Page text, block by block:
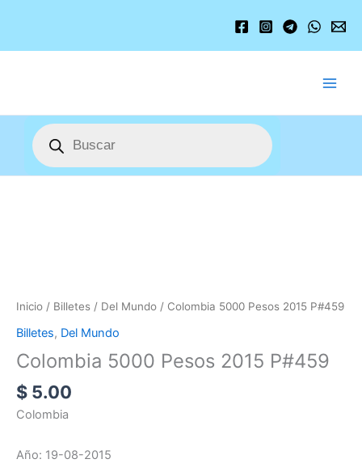
contenido
Búsqueda
de
productos
Inicio / Billetes / Del Mundo / Colombia 5000 Pesos 2015 P#459
Billetes, Del Mundo
Colombia 5000 Pesos 2015 P#459
$ 5.00
Colombia
Año: 19-08-2015